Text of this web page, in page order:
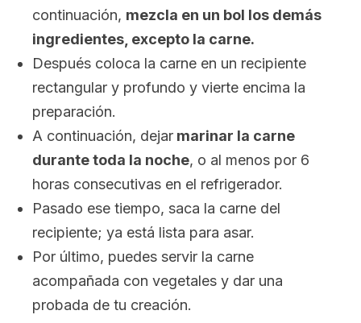
continuación, mezcla en un bol los demás
ingredientes, excepto la carne.
Después coloca la carne en un recipiente
rectangular y profundo y vierte encima la
preparación.
A continuación, dejar marinar la carne
durante toda la noche, o al menos por 6
horas consecutivas en el refrigerador.
Pasado ese tiempo, saca la carne del
recipiente; ya está lista para asar.
Por último, puedes servir la carne
acompañada con vegetales y dar una
probada de tu creación.